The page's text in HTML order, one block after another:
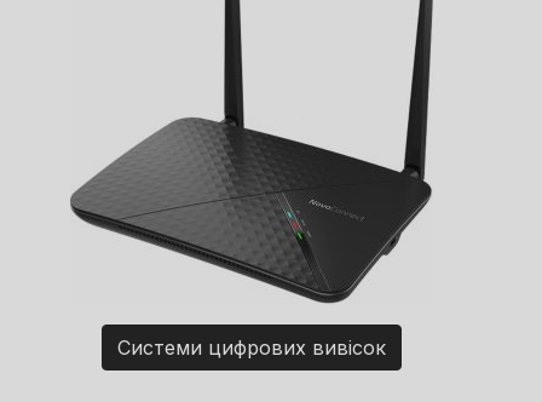
Системи цифрових вивісок